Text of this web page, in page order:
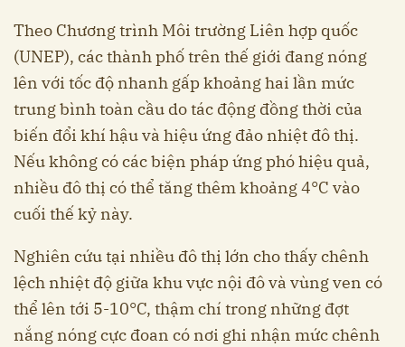
Theo Chương trình Môi trường Liên hợp quốc
(UNEP), các thành phố trên thế giới đang nóng
lên với tốc độ nhanh gấp khoảng hai lần mức
trung bình toàn cầu do tác động đồng thời của
biến đổi khí hậu và hiệu ứng đảo nhiệt đô thị.
Nếu không có các biện pháp ứng phó hiệu quả,
nhiều đô thị có thể tăng thêm khoảng 4°C vào
cuối thế kỷ này.
Nghiên cứu tại nhiều đô thị lớn cho thấy chênh
lệch nhiệt độ giữa khu vực nội đô và vùng ven có
thể lên tới 5-10°C, thậm chí trong những đợt
nắng nóng cực đoan có nơi ghi nhận mức chênh